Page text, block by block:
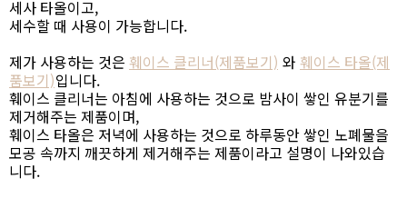
세사 타올이고,
세수할 때 사용이 가능합니다.
제가 사용하는 것은 훼이스 클리너(제품보기) 와 훼이스 타올(제
품보기)입니다.
훼이스 클리너는 아침에 사용하는 것으로 밤사이 쌓인 유분기를
제거해주는 제품이며,
훼이스 타올은 저녁에 사용하는 것으로 하루동안 쌓인 노폐물을
모공 속까지 깨끗하게 제거해주는 제품이라고 설명이 나와있습
니다.